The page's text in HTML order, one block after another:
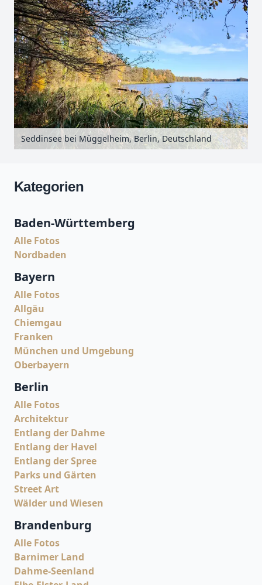
Seddinsee bei Müggelheim, Berlin, Deutschland
Kategorien
Baden-Württemberg
Alle Fotos
Nordbaden
Bayern
Alle Fotos
Allgäu
Chiemgau
Franken
München und Umgebung
Oberbayern
Berlin
Alle Fotos
Architektur
Entlang der Dahme
Entlang der Havel
Entlang der Spree
Parks und Gärten
Street Art
Wälder und Wiesen
Brandenburg
Alle Fotos
Barnimer Land
Dahme-Seenland